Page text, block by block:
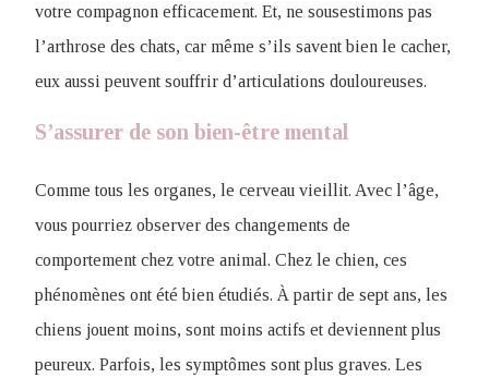
votre compagnon efficacement. Et, ne sousestimons pas
l’arthrose des chats, car même s’ils savent bien le cacher,
eux aussi peuvent souffrir d’articulations douloureuses.
S’assurer de son bien-être mental
Comme tous les organes, le cerveau vieillit. Avec l’âge,
vous pourriez observer des changements de
comportement chez votre animal. Chez le chien, ces
phénomènes ont été bien étudiés. À partir de sept ans, les
chiens jouent moins, sont moins actifs et deviennent plus
peureux. Parfois, les symptômes sont plus graves. Les